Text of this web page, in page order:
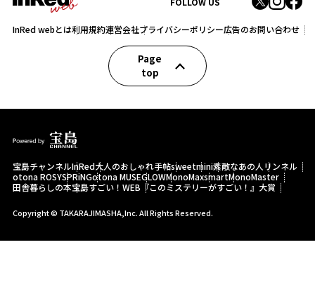
InRed webとは利用規約運営会社プライバシーポリシー広告のお問い合わせ
Page
top
宝島チャンネルInRed大人のおしゃれ手帖sweetmini素敵なあの人 リンネル
otona ROSYSPRiNGotona MUSEGLOWMonoMaxsmartMonoMaster
田舎暮らしの本宝島すごい！WEB 『このミステリーがすごい！』大賞
Copyright © TAKARAJIMASHA,Inc. All Rights Reserved.